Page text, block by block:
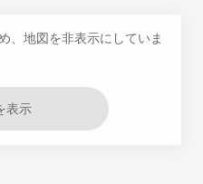
、地図を非表示にしていま
表示